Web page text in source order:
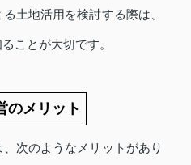
土地活用を検討する際は、
ことが大切です。
のメリット
次のようなメリットがあり